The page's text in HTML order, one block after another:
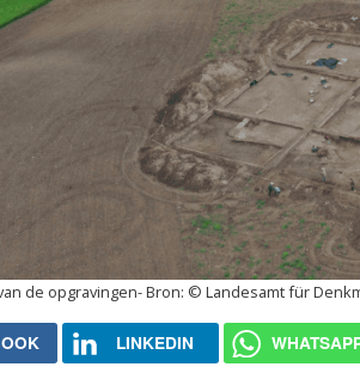
de opgravingen © Landesamt für
LINKEDIN